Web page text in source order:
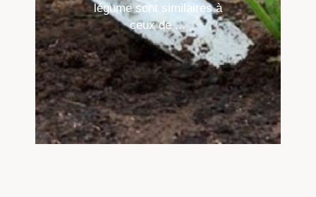
légume sont similaires à
ceux de ...